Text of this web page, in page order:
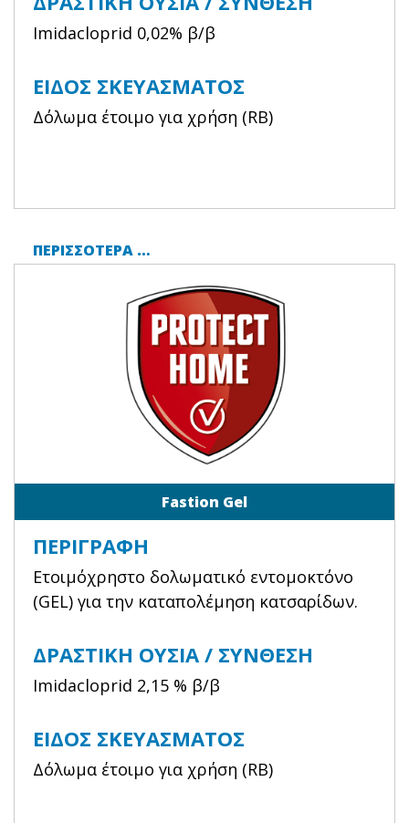
Imidacloprid 0,02% β/β
ΕΊΔΟΣ ΣΚΕΥΆΣΜΑΤΟΣ
Δόλωμα έτοιμο για χρήση (RB)
ΠΕΡΙΣΣΌΤΕΡΑ …
Fastion Gel
ΠΕΡΙΓΡΑΦΉ
Eτοιμόχρηστο δολωματικό εντομοκτόνο
(GEL) για την καταπολέμηση κατσαρίδων.
ΔΡΑΣΤΙΚΉ ΟΥΣΊΑ / ΣΎΝΘΕΣΗ
Imidacloprid 2,15 % β/β
ΕΊΔΟΣ ΣΚΕΥΆΣΜΑΤΟΣ
Δόλωμα έτοιμο για χρήση (RB)